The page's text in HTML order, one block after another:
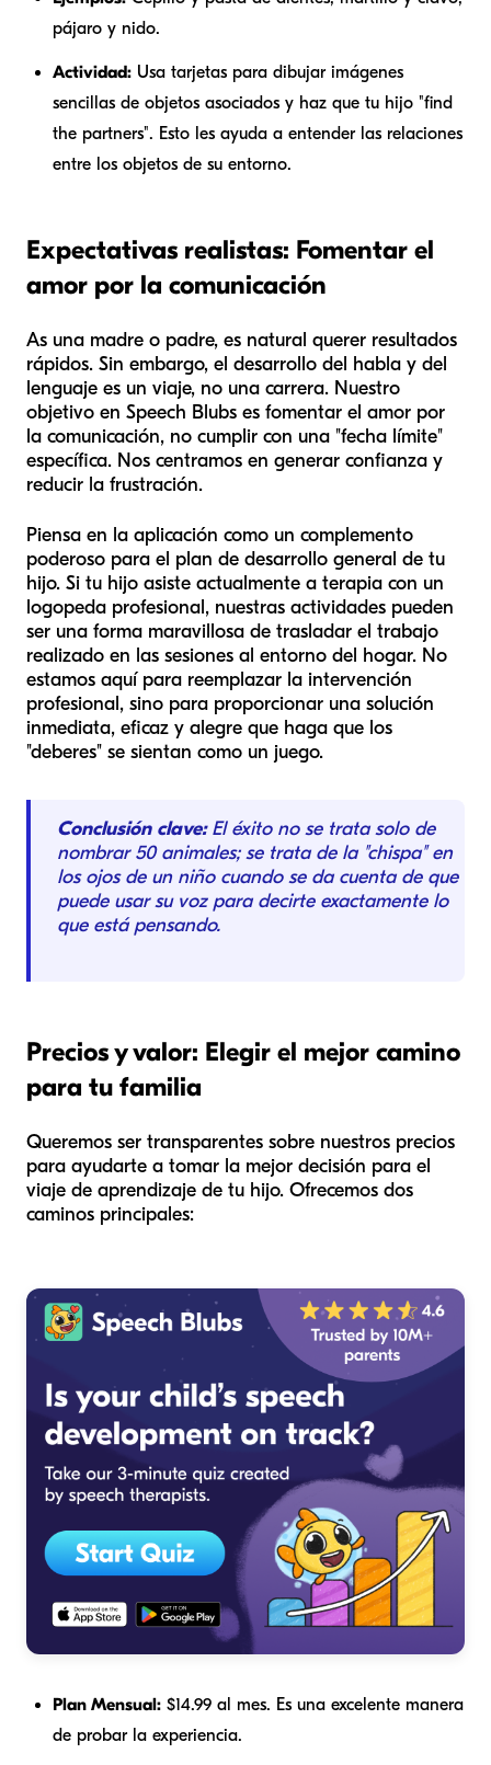
pájaro y nido.
Actividad: Usa tarjetas para dibujar imágenes
sencillas de objetos asociados y haz que tu hijo "find
the partners". Esto les ayuda a entender las relaciones
entre los objetos de su entorno.
Expectativas realistas: Fomentar el
amor por la comunicación
As una madre o padre, es natural querer resultados
rápidos. Sin embargo, el desarrollo del habla y del
lenguaje es un viaje, no una carrera. Nuestro
objetivo en Speech Blubs es fomentar el amor por
la comunicación, no cumplir con una "fecha límite"
específica. Nos centramos en generar confianza y
reducir la frustración.
Piensa en la aplicación como un complemento
poderoso para el plan de desarrollo general de tu
hijo. Si tu hijo asiste actualmente a terapia con un
logopeda profesional, nuestras actividades pueden
ser una forma maravillosa de trasladar el trabajo
realizado en las sesiones al entorno del hogar. No
estamos aquí para reemplazar la intervención
profesional, sino para proporcionar una solución
inmediata, eficaz y alegre que haga que los
"deberes" se sientan como un juego.
Conclusión clave:El éxito no se trata solo de
nombrar 50 animales; se trata de la "chispa" en
los ojos de un niño cuando se da cuenta de que
puede usar su voz para decirte exactamente lo
que está pensando.
Precios y valor: Elegir el mejor camino
para tu familia
Queremos ser transparentes sobre nuestros precios
para ayudarte a tomar la mejor decisión para el
viaje de aprendizaje de tu hijo. Ofrecemos dos
caminos principales:
Plan Mensual: $14.99 al mes. Es una excelente manera
de probar la experiencia.